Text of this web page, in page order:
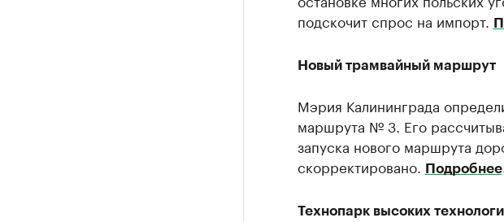
подскочит спрос на импорт.
Новый трамвайный маршрут
Мэрия Калининграда
маршрута № 3. Его
запуска нового маршрута
скорректировано.
Подробнее.
Технопарк высоких